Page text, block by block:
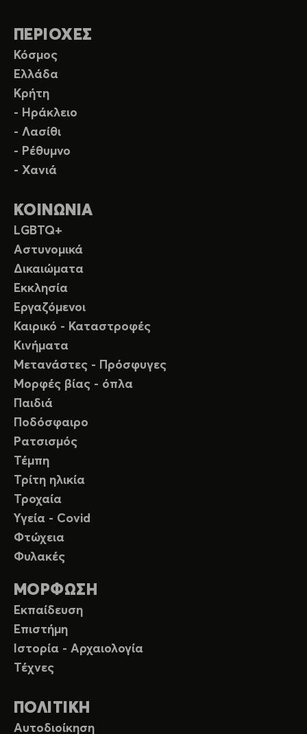
ΠΕΡΙΟΧΕΣ
Κόσμος
Ελλάδα
Κρήτη
- Ηράκλειο
- Λασίθι
- Ρέθυμνο
- Χανιά
ΚΟΙΝΩΝΙΑ
LGBTQ+
Αστυνομικά
Δικαιώματα
Εκκλησία
Εργαζόμενοι
Καιρικό - Καταστροφές
Κινήματα
Μετανάστες - Πρόσφυγες
Μορφές βίας - όπλα
Παιδιά
Ποδόσφαιρο
Ρατσισμός
Τέμπη
Τρίτη ηλικία
Τροχαία
Υγεία - Covid
Φτώχεια
Φυλακές
ΜΟΡΦΩΣΗ
Εκπαίδευση
Επιστήμη
Ιστορία - Αρχαιολογία
Τέχνες
ΠΟΛΙΤΙΚΗ
Αυτοδιοίκηση